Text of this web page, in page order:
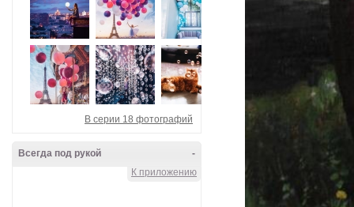
В серии 18 фотографий
-
Всегда под рукой
К приложению